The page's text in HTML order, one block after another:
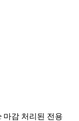
마감 처리된 전용